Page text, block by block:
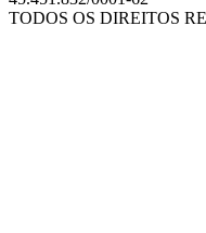
TODOS OS DIREITOS